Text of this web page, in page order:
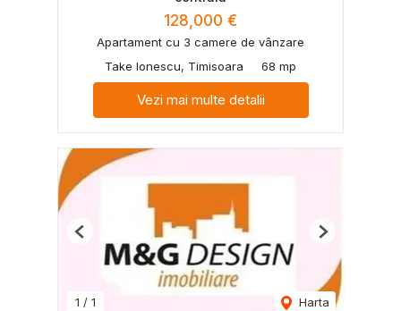
128,000 €
Apartament cu 3 camere de vânzare
Take Ionescu, Timisoara
68 mp
Vezi mai multe detalii
1 / 1 Harta
Previous Next